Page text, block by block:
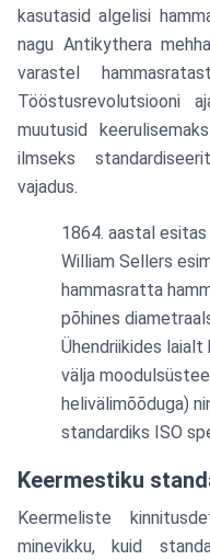
kasutasid algelisi
nagu Antikythera
varastel
Tööstusrevolutsiooni
muutusid
ilmseks
vajadus.
aastal
William Sellers
hammasratta
põhines
Ühendriikides
välja
helivälimõõduga)
standardiks ISO
Keermestiku
Keermeliste
minevikku, kuid